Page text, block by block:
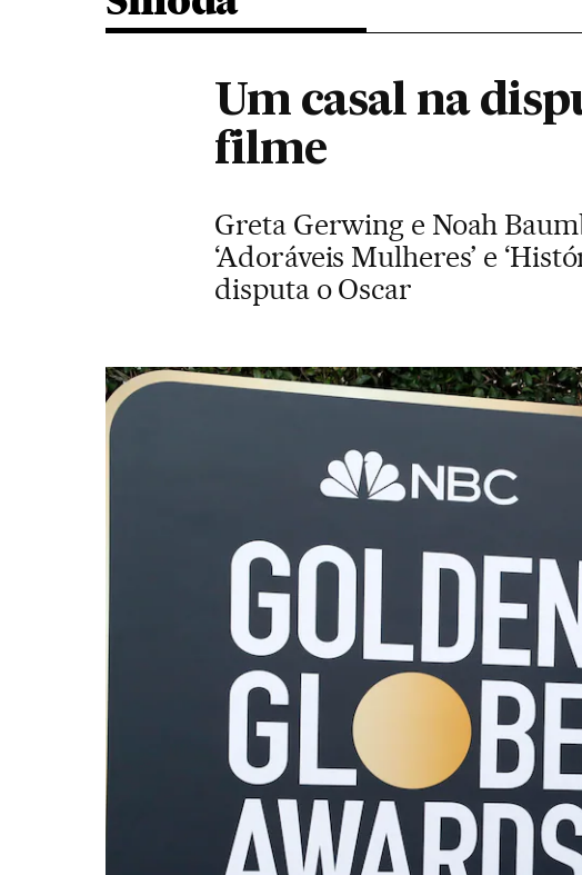
Um casal na
filme
Greta Gerwing e Noah
‘Adoráveis Mulheres’ e
disputa o Oscar